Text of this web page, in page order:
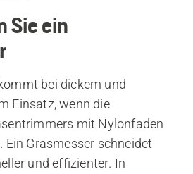
Sie ein
bei dickem und
Einsatz, wenn die
mit Nylonfaden
Grasmesser schneidet
und effizienter. In